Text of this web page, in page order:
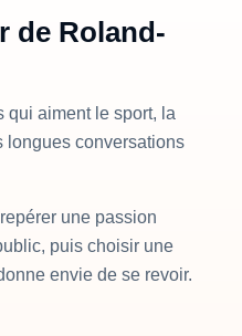
de Roland-
qui aiment le sport, la
longues conversations
une passion
puis choisir une
envie de se revoir.